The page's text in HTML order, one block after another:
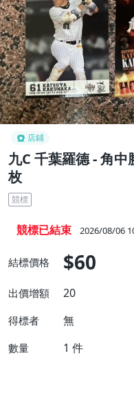
店鋪
九C 千葉羅德 - 角
枚
競標
競標已結束 2026/08/06
結標價格 $60
出價增額 20
得標者 無
數量 1 件